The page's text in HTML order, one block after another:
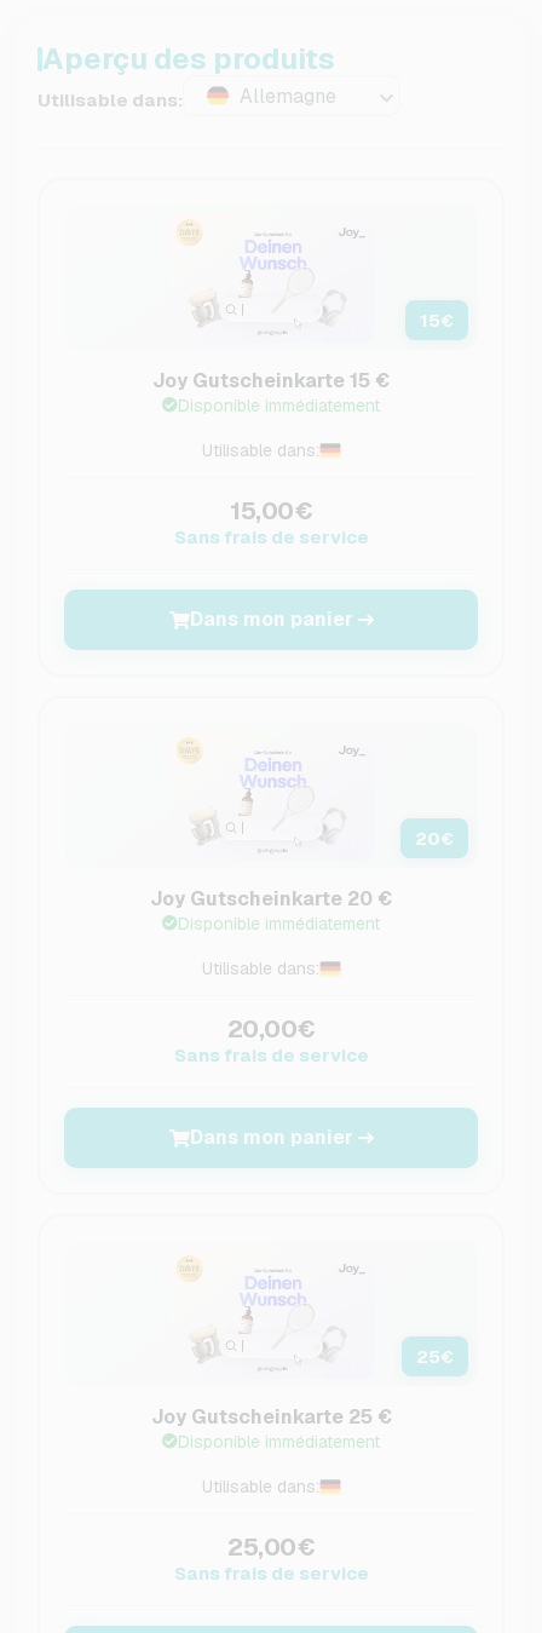
Aperçu des produits
Utilisable dans: Allemagne
15€
Joy Gutscheinkarte 15 €
Disponible immédiatement
Utilisable dans:
15,00€
Sans frais de service
Dans mon panier
20€
Joy Gutscheinkarte 20 €
Disponible immédiatement
Utilisable dans:
20,00€
Sans frais de service
Dans mon panier
25€
Joy Gutscheinkarte 25 €
Disponible immédiatement
Utilisable dans:
25,00€
Sans frais de service